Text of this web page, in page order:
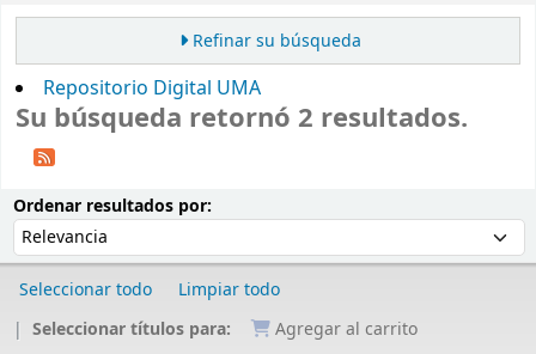
Refinar su búsqueda
Repositorio Digital UMA
Su búsqueda retornó 2 resultados.
Ordenar resultados por:
Seleccionar todo
Limpiar todo
Seleccionar títulos para:
Agregar al carrito